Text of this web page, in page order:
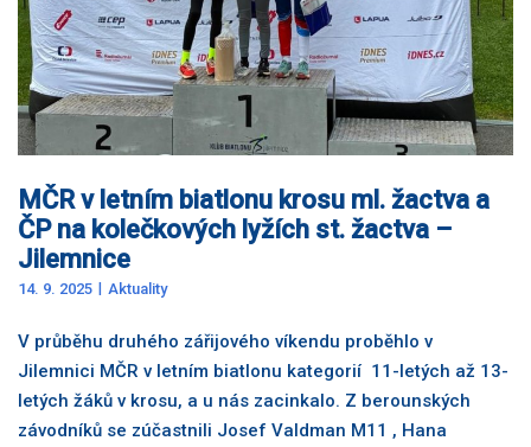
MČR v letním biatlonu krosu ml. žactva a
ČP na kolečkových lyžích st. žactva –
Jilemnice
14. 9. 2025 Aktuality
V průběhu druhého zářijového víkendu proběhlo v
Jilemnici MČR v letním biatlonu kategorií 11-letých až 13-
letých žáků v krosu, a u nás zacinkalo. Z berounských
závodníků se zúčastnili Josef Valdman M11 , Hana